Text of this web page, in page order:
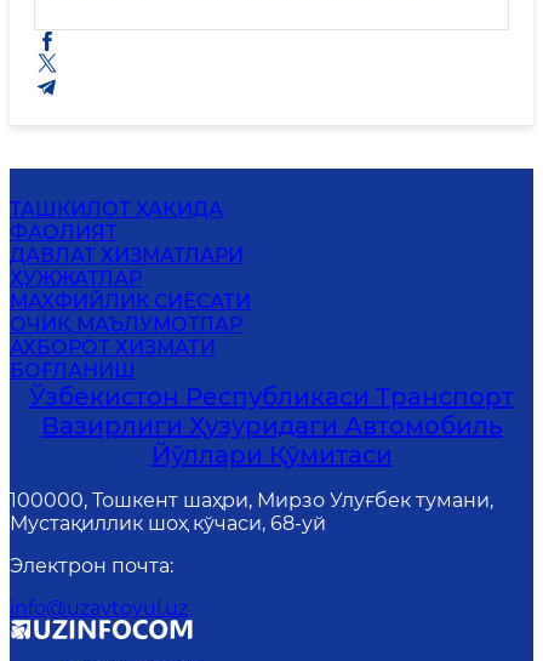
БУЙРУҒИ
ТАШКИЛОТ ҲАҚИДА
ФАОЛИЯТ
ДАВЛАТ ХИЗМАТЛАРИ
ҲУЖЖАТЛАР
МАХФИЙЛИК СИЁСАТИ
ОЧИҚ МАЪЛУМОТЛАР
АХБОРОТ ХИЗМАТИ
БОҒЛАНИШ
Ўзбекистон Республикаси Транспорт
Вазирлиги Ҳузуридаги Автомобиль
Йўллари Қўмитаси
100000, Тошкент шаҳри, Мирзо Улуғбек тумани,
Мустақиллик шоҳ кўчаси, 68-уй
Электрон почта:
info@uzavtoyul.uz